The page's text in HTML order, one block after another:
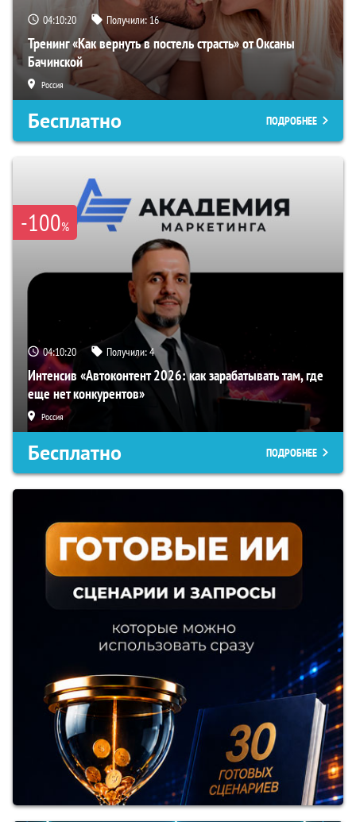
04:10:19 Получили:16
Тренинг «Как вернуть в постель страсть» от Оксаны
Бачинской
Россия
Бесплатно ПОДРОБНЕЕ
-100%
04:10:19 Получили:4
Интенсив «Автоконтент 2026: как зарабатывать там, где
еще нет конкурентов»
Россия
Бесплатно ПОДРОБНЕЕ